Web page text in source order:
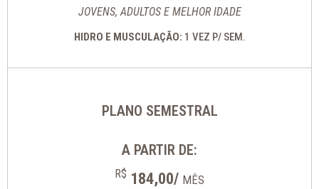
JOVENS, ADULTOS E MELHOR IDADE
HIDRO E MUSCULAÇÃO: 1 VEZ P/ SEM.
PLANO SEMESTRAL
A PARTIR DE:
R$ 184,00/ MÊS